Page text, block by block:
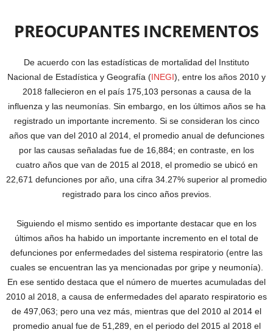
PREOCUPANTES INCREMENTOS
De acuerdo con las estadísticas de mortalidad del Instituto
Nacional de Estadística y Geografía (INEGI), entre los años 2010 y
2018 fallecieron en el país 175,103 personas a causa de la
influenza y las neumonías. Sin embargo, en los últimos años se ha
registrado un importante incremento. Si se consideran los cinco
años que van del 2010 al 2014, el promedio anual de defunciones
por las causas señaladas fue de 16,884; en contraste, en los
cuatro años que van de 2015 al 2018, el promedio se ubicó en
22,671 defunciones por año, una cifra 34.27% superior al promedio
registrado para los cinco años previos.
Siguiendo el mismo sentido es importante destacar que en los
últimos años ha habido un importante incremento en el total de
defunciones por enfermedades del sistema respiratorio (entre las
cuales se encuentran las ya mencionadas por gripe y neumonía).
En ese sentido destaca que el número de muertes acumuladas del
2010 al 2018, a causa de enfermedades del aparato respiratorio es
de 497,063; pero una vez más, mientras que del 2010 al 2014 el
promedio anual fue de 51,289, en el periodo del 2015 al 2018 el